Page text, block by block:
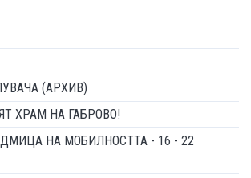
(АРХИВ)
ХРАМ НА ГАБРОВО!
НА МОБИЛНОСТТА - 16 - 22